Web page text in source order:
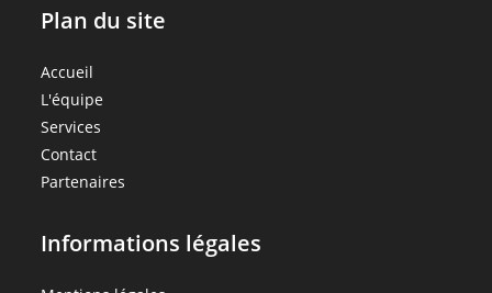
Plan du site
Accueil
L'équipe
Services
Contact
Partenaires
Informations légales